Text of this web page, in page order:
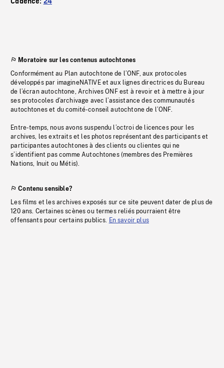
Moratoire sur les contenus autochtones
Conformément au Plan autochtone de l’ONF, aux protocoles
développés par imagineNATIVE et aux lignes directrices du Bureau
de l’écran autochtone, Archives ONF est à revoir et à mettre à jour
ses protocoles d’archivage avec l’assistance des communautés
autochtones et du comité-conseil autochtone de l’ONF.
Entre-temps, nous avons suspendu l’octroi de licences pour les
archives, les extraits et les photos représentant des participants et
participantes autochtones à des clients ou clientes qui ne
s’identifient pas comme Autochtones (membres des Premières
Nations, Inuit ou Métis).
Contenu sensible?
Les films et les archives exposés sur ce site peuvent dater de plus de
120 ans. Certaines scènes ou termes reliés pourraient être
offensants pour certains publics. En savoir plus